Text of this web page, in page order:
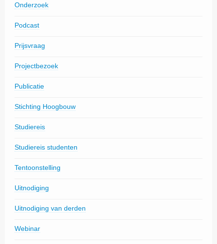
Onderzoek
Podcast
Prijsvraag
Projectbezoek
Publicatie
Stichting Hoogbouw
Studiereis
Studiereis studenten
Tentoonstelling
Uitnodiging
Uitnodiging van derden
Webinar